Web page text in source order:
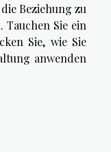
Beziehung zu
Sie ein
Sie, wie Sie
anwenden